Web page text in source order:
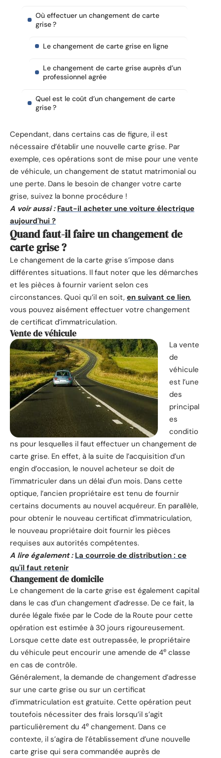
Où effectuer un changement de carte
grise ?
Le changement de carte grise en ligne
Le changement de carte grise auprès d’un
professionnel agrée
Quel est le coût d’un changement de carte
grise ?
Cependant, dans certains cas de figure, il est
nécessaire d’établir une nouvelle carte grise. Par
exemple, ces opérations sont de mise pour une vente
de véhicule, un changement de statut matrimonial ou
une perte. Dans le besoin de changer votre carte
grise, suivez la bonne procédure !
A voir aussi : Faut-il acheter une voiture électrique
aujourd'hui ?
Quand faut-il faire un changement de
carte grise ?
Le changement de la carte grise s’impose dans
différentes situations. Il faut noter que les démarches
et les pièces à fournir varient selon ces
circonstances. Quoi qu’il en soit, en suivant ce lien,
vous pouvez aisément effectuer votre changement
de certificat d’immatriculation.
Vente de véhicule
La vente
de
véhicule
est l’une
des
principal
es
conditio
ns pour lesquelles il faut effectuer un changement de
carte grise. En effet, à la suite de l’acquisition d’un
engin d’occasion, le nouvel acheteur se doit de
l’immatriculer dans un délai d’un mois. Dans cette
optique, l’ancien propriétaire est tenu de fournir
certains documents au nouvel acquéreur. En parallèle,
pour obtenir le nouveau certificat d’immatriculation,
le nouveau propriétaire doit fournir les pièces
requises aux autorités compétentes.
A lire également : La courroie de distribution : ce
qu'il faut retenir
Changement de domicile
Le changement de la carte grise est également capital
dans le cas d’un changement d’adresse. De ce fait, la
durée légale fixée par le Code de la Route pour cette
opération est estimée à 30 jours rigoureusement.
Lorsque cette date est outrepassée, le propriétaire
du véhicule peut encourir une amende de 4e classe
en cas de contrôle.
Généralement, la demande de changement d’adresse
sur une carte grise ou sur un certificat
d’immatriculation est gratuite. Cette opération peut
toutefois nécessiter des frais lorsqu’il s’agit
particulièrement du 4e changement. Dans ce
contexte, il s’agira de l’établissement d’une nouvelle
carte grise qui sera commandée auprès de